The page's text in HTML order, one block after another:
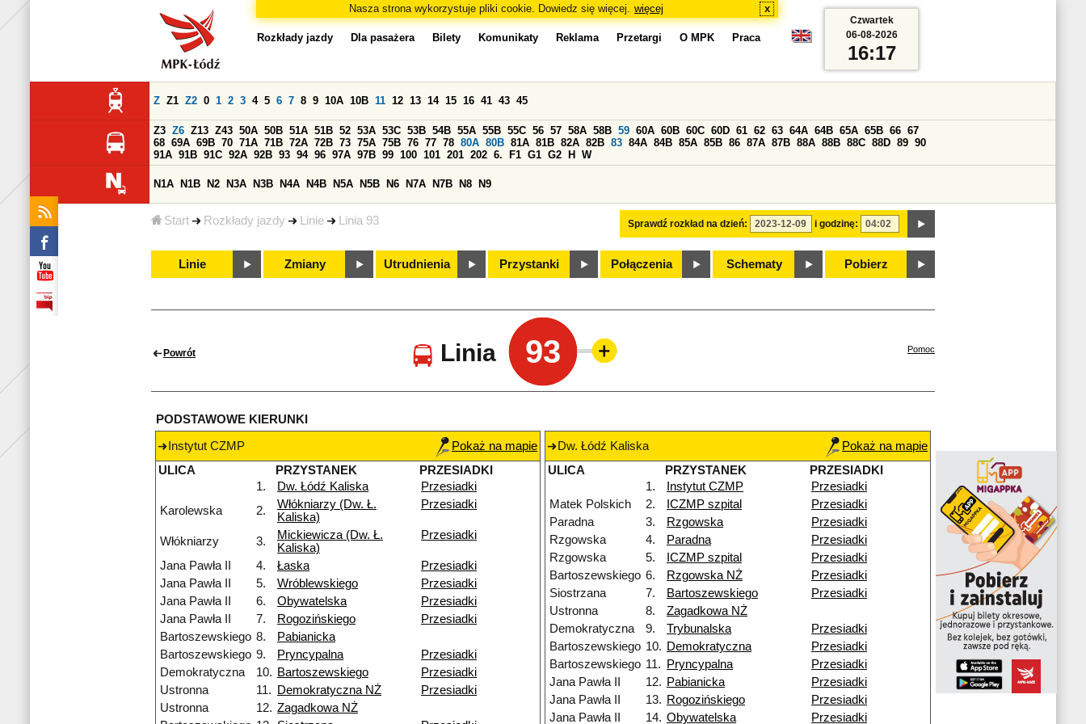
Nasza strona wykorzystuje pliki cookie. Dowiedz się więcej. więcej x
Start Rozkłady jazdy Linie Linia 93
Rozkłady jazdy Dla pasażera Bilety Komunikaty Reklama Przetargi O MPK Praca
Sprawdź rozkład na dzień: i godzinę:
Z Z1 Z2 0 1 2 3 4 5 6 7 8 9 10A 10B 11 12 13 14 15 16 41 43 45
Z3 Z6 Z13 Z43 50A 50B 51A 51B 52 53A 53C 53B 54B 55A 55B 55C 56 57 58A 58B 59 60A 60B 60C 60D 61 62 63 64A 64B 65A 65B 66 67
68 69A 69B 70 71A 71B 72A 72B 73 75A 75B 76 77 78 80A 80B 81A 81B 82A 82B 83 84A 84B 85A 85B 86 87A 87B 88A 88B 88C 88D 89 90
91A 91B 91C 92A 92B 93 94 96 97A 97B 99 100 101 201 202 6. F1 G1 G2 H W
N1A N1B N2 N3A N3B N4A N4B N5A N5B N6 N7A N7B N8 N9
Linie Zmiany Utrudnienia Przystanki Połączenia Schematy Pobierz
Czwartek
06-08-2026
16:17
Powrót Linia 93 Pomoc
PODSTAWOWE KIERUNKI
Instytut CZMP
Pokaż na mapie
ULICA
PRZYSTANEK
PRZESIADKI
1.
Dw. Łódź Kaliska
Przesiadki
Karolewska
2.
Włókniarzy (Dw. Ł.
Kaliska)
Przesiadki
Włókniarzy 3.
Mickiewicza (Dw. Ł.
Kaliska)
Przesiadki
Jana Pawła II 4. Łaska
Przesiadki
Jana Pawła II
5. Wróblewskiego
Przesiadki
Jana Pawła II
6. Obywatelska
Przesiadki
Jana Pawła II
7. Rogozińskiego
Przesiadki
Bartoszewskiego 8.
Pabianicka
Bartoszewskiego 9. Pryncypalna
Przesiadki
Demokratyczna
10. Bartoszewskiego
Przesiadki
Ustronna
11. Demokratyczna NŻ
Przesiadki
Ustronna
12. Zagadkowa NŻ
Dw. Łódź Kaliska
Pokaż na mapie
ULICA
PRZYSTANEK
PRZESIADKI
1.
Instytut CZMP
Przesiadki
Matek Polskich
2. ICZMP szpital
Przesiadki
Paradna
3. Rzgowska
Przesiadki
Rzgowska
4. Paradna
Przesiadki
Rzgowska
5. ICZMP szpital
Przesiadki
Bartoszewskiego 6. Rzgowska NŻ
Przesiadki
Siostrzana
7. Bartoszewskiego
Przesiadki
Ustronna
8.
Zagadkowa NŻ
Demokratyczna
9. Trybunalska
Przesiadki
Bartoszewskiego 10. Demokratyczna
Przesiadki
Bartoszewskiego 11. Pryncypalna
Przesiadki
Jana Pawła II
12. Pabianicka
Przesiadki
Jana Pawła II
13. Rogozińskiego
Przesiadki
Jana Pawła II
14. Obywatelska Przesiadki